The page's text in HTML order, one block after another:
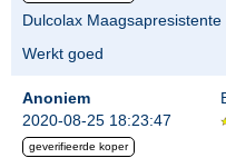
Dulcolax
Werkt goed
Anoniem
2020-08-25 18:23:47
geverifieerde koper